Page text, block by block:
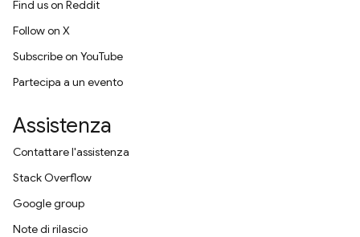
Find us on Reddit
Follow on X
Subscribe on YouTube
Partecipa a un evento
Assistenza
Contattare l'assistenza
Stack Overflow
Google group
Note di rilascio